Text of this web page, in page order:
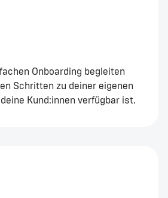
Onboarding begleiten
Schritten zu deiner eigenen
Kund:innen verfügbar ist.